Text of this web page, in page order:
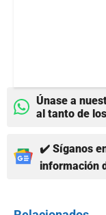
Únase a
al tanto de
✔️ Síganos
información